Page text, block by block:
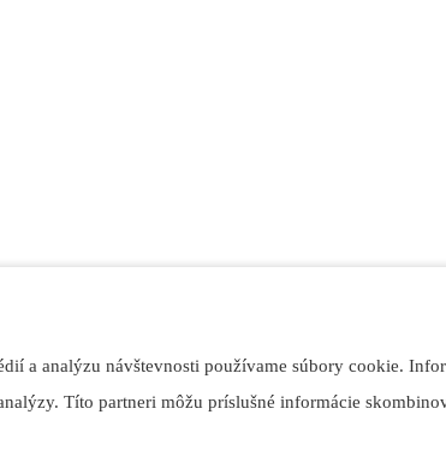
a analýzu návštevnosti používame súbory cookie.
Títo partneri môžu príslušné informácie